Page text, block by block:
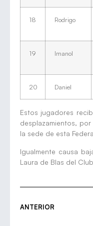
18 Rodrigo
19 Imanol
20 Daniel
Estos jugadores
desplazamientos,
la sede de esta
Igualmente causa
Laura de Blas del
ANTERIOR